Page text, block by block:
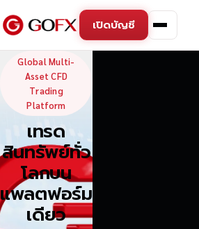
เปิดบัญชี
GoFX — Global
Global Multi-
Asset CFD
Trading
Platform
เทรด
สินทรัพย์ทั่ว
โลกบน
แพลตฟอร์ม
เดียว